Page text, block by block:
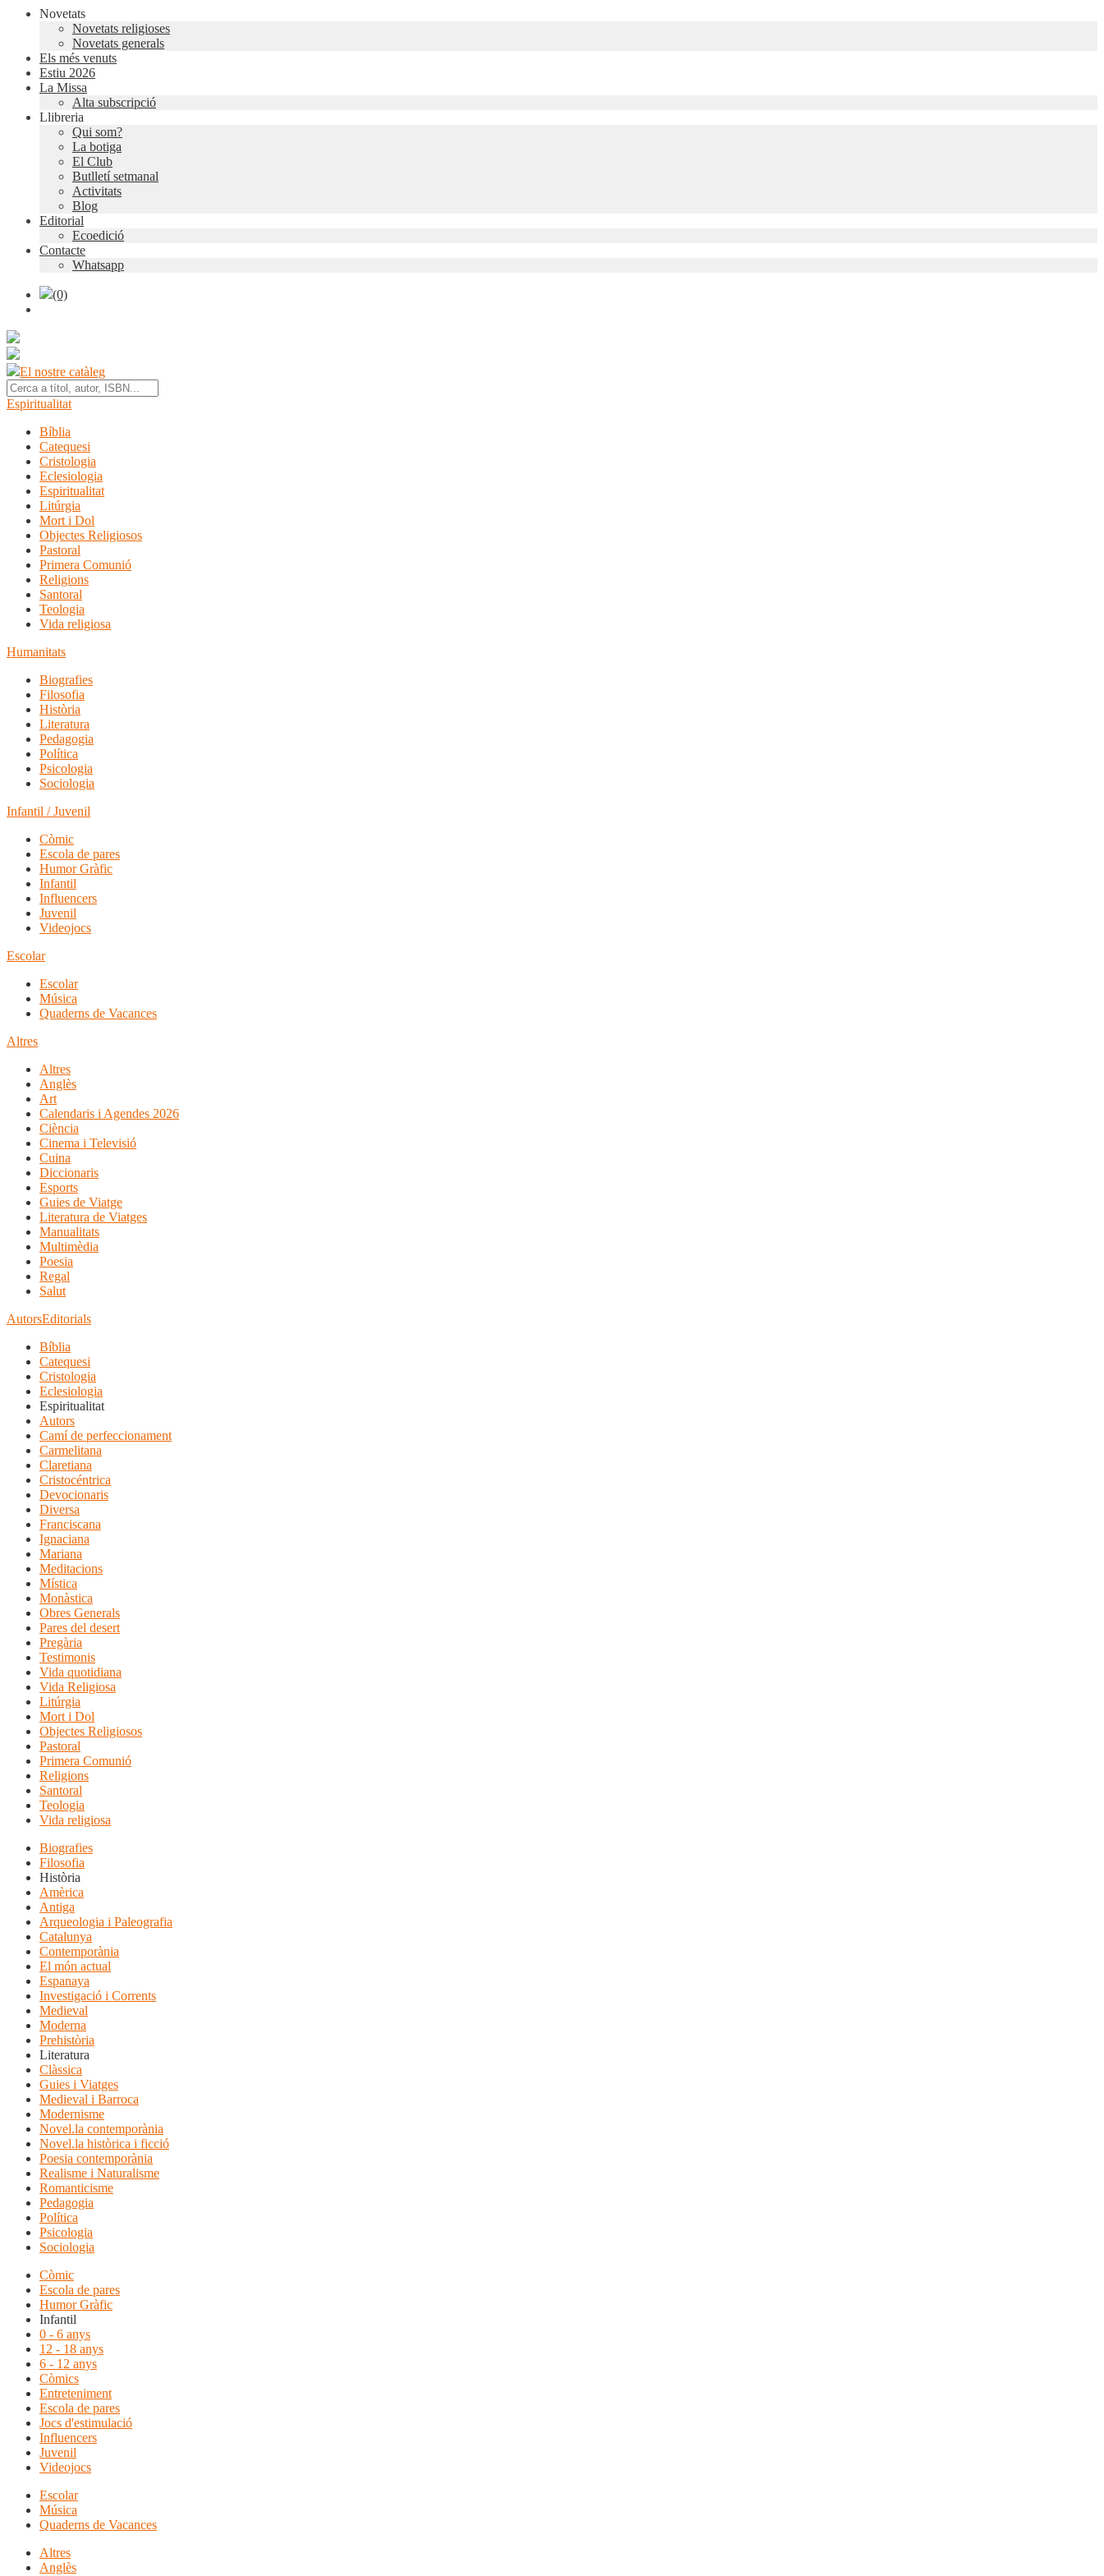
Novetats
Novetats religioses
Novetats generals
Els més venuts
Estiu 2026
La Missa
Alta subscripció
Llibreria
Qui som?
La botiga
El Club
Butlletí setmanal
Activitats
Blog
Editorial
Ecoedició
Contacte
Whatsapp
(0)
El nostre catàleg
Espiritualitat
Bíblia
Catequesi
Cristologia
Eclesiologia
Espiritualitat
Litúrgia
Mort i Dol
Objectes Religiosos
Pastoral
Primera Comunió
Religions
Santoral
Teologia
Vida religiosa
Humanitats
Biografies
Filosofia
Història
Literatura
Pedagogia
Política
Psicologia
Sociologia
Infantil / Juvenil
Còmic
Escola de pares
Humor Gràfic
Infantil
Influencers
Juvenil
Videojocs
Escolar
Escolar
Música
Quaderns de Vacances
Altres
Altres
Anglès
Art
Calendaris i Agendes 2026
Ciència
Cinema i Televisió
Cuina
Diccionaris
Esports
Guies de Viatge
Literatura de Viatges
Manualitats
Multimèdia
Poesia
Regal
Salut
AutorsEditorials
Bíblia
Catequesi
Cristologia
Eclesiologia
Espiritualitat
Autors
Camí de perfeccionament
Carmelitana
Claretiana
Cristocéntrica
Devocionaris
Diversa
Franciscana
Ignaciana
Mariana
Meditacions
Mística
Monàstica
Obres Generals
Pares del desert
Pregària
Testimonis
Vida quotidiana
Vida Religiosa
Litúrgia
Mort i Dol
Objectes Religiosos
Pastoral
Primera Comunió
Religions
Santoral
Teologia
Vida religiosa
Biografies
Filosofia
Història
Amèrica
Antiga
Arqueologia i Paleografia
Catalunya
Contemporània
El món actual
Espanaya
Investigació i Corrents
Medieval
Moderna
Prehistòria
Literatura
Clàssica
Guies i Viatges
Medieval i Barroca
Modernisme
Novel.la contemporània
Novel.la històrica i ficció
Poesia contemporània
Realisme i Naturalisme
Romanticisme
Pedagogia
Política
Psicologia
Sociologia
Còmic
Escola de pares
Humor Gràfic
Infantil
0 - 6 anys
12 - 18 anys
6 - 12 anys
Còmics
Entreteniment
Escola de pares
Jocs d'estimulació
Influencers
Juvenil
Videojocs
Escolar
Música
Quaderns de Vacances
Altres
Anglès